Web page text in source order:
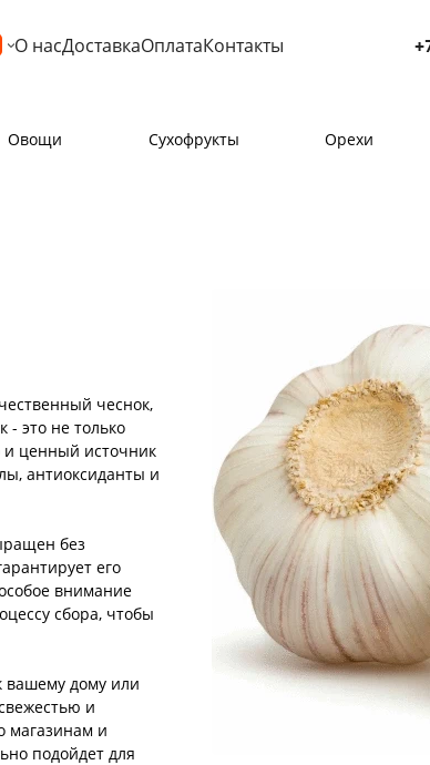
О насДоставкаОплатаКонтакты
Овощи Сухофрукты Орехи
чеснок,
это не только
и ценный источник
антиоксиданты и
без
его
внимание
сбора, чтобы
вашему дому или
и
магазинам и
подойдет для